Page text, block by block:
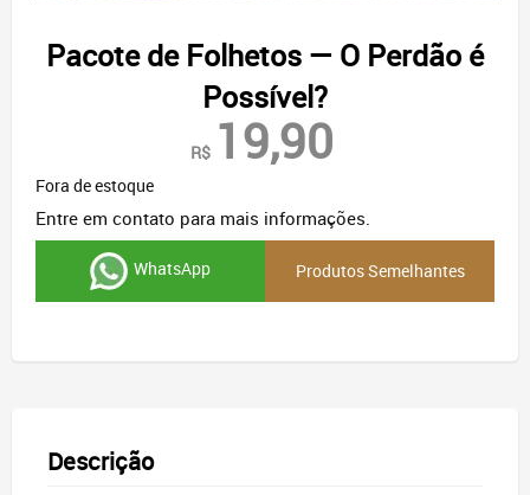
Pacote de Folhetos — O Perdão é
Possível?
R$ 19,90
Fora de estoque
Entre em contato para mais informações.
WhatsApp Produtos Semelhantes
Descrição